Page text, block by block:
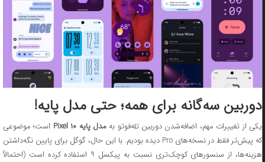
دوربین سه‌گانه برای همه؛ حتی مدل پایه!
یکی از تغییرات مهم، اضافه‌شدن دوربین تله‌فوتو به مدل پایه Pixel ۱۰
است؛ موضوعی
که پیش‌تر فقط در نسخه‌های Pro دیده بودیم. با این حال، گوگل برای پایین نگه‌داشتن
هزینه‌ها، از سنسورهای کوچک‌تری نسبت به پیکسل ۹ استفاده کرده است (احتمالاً